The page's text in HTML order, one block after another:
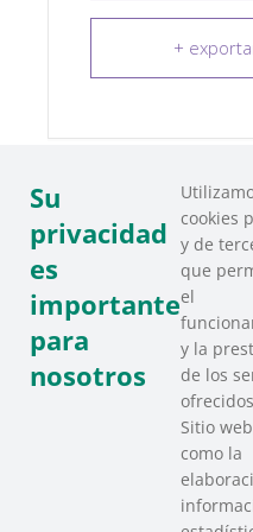
+
Su
privacidad
es
importante
para
nosotros
cookies
y de
que
el
y la
de los
Sitio
como la